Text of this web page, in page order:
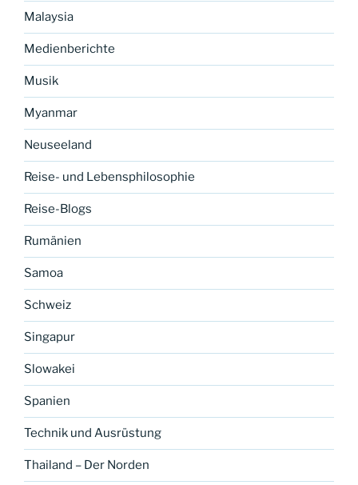
Malaysia
Medienberichte
Musik
Myanmar
Neuseeland
Reise- und Lebensphilosophie
Reise-Blogs
Rumänien
Samoa
Schweiz
Singapur
Slowakei
Spanien
Technik und Ausrüstung
Thailand – Der Norden